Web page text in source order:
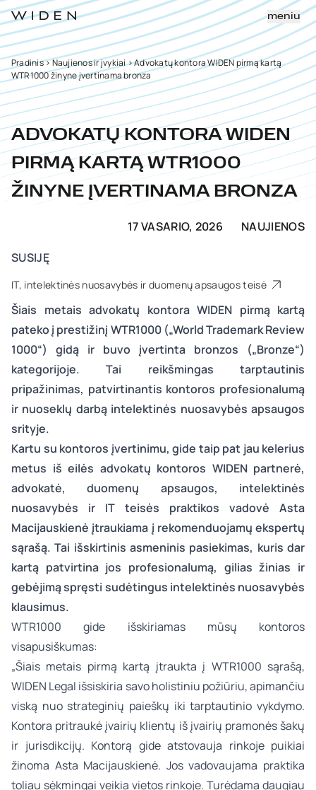
meniu
Pradinis>Naujienos ir įvykiai>Advokatų kontora WIDEN pirmą kartą
WTR1000 žinyne įvertinama bronza
ADVOKATŲ KONTORA WIDEN
PIRMĄ KARTĄ WTR1000
ŽINYNE ĮVERTINAMA BRONZA
17 VASARIO, 2026
NAUJIENOS
SUSIJĘ
IT, intelektinės nuosavybės ir duomenų apsaugos teisė
Šiais metais advokatų kontora WIDEN pirmą kartą
pateko į prestižinį WTR1000 („World Trademark Review
1000“) gidą ir buvo įvertinta bronzos („Bronze“)
kategorijoje. Tai reikšmingas tarptautinis
pripažinimas, patvirtinantis kontoros profesionalumą
ir nuoseklų darbą intelektinės nuosavybės apsaugos
srityje.
Kartu su kontoros įvertinimu, gide taip pat jau kelerius
metus iš eilės advokatų kontoros WIDEN partnerė,
advokatė, duomenų apsaugos, intelektinės
nuosavybės ir IT teisės praktikos vadovė Asta
Macijauskienė įtraukiama į rekomenduojamų ekspertų
sąrašą. Tai išskirtinis asmeninis pasiekimas, kuris dar
kartą patvirtina jos profesionalumą, gilias žinias ir
gebėjimą spręsti sudėtingus intelektinės nuosavybės
klausimus.
WTR1000 gide išskiriamas mūsų kontoros
visapusiškumas:
„Šiais metais pirmą kartą įtraukta į WTR1000 sąrašą,
WIDEN Legal išsiskiria savo holistiniu požiūriu, apimančiu
viską nuo strateginių paieškų iki tarptautinio vykdymo.
Kontora pritraukė įvairių klientų iš įvairių pramonės šakų
ir jurisdikcijų. Kontorą gide atstovauja rinkoje puikiai
žinoma Asta Macijauskienė. Jos vadovaujama praktika
toliau sėkmingai veikia vietos rinkoje. Turėdama daugiau